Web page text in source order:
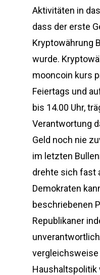
Aktivitäten in
dass der erste
Kryptowährung
wurde.
mooncoin kurs
Feiertags und
bis 14.00 Uhr,
Verantwortung
Geld noch nie
im letzten
drehte sich fast
Demokraten
beschriebenen
Republikaner
Haushaltspolitik